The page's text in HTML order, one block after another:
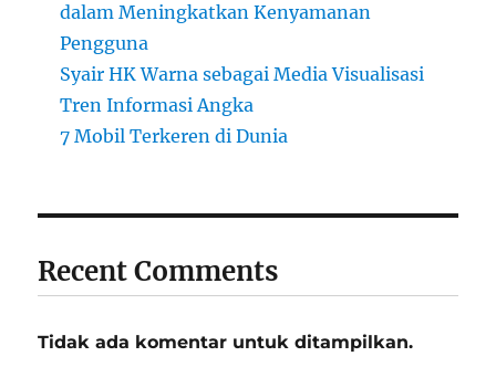
dalam Meningkatkan Kenyamanan
Pengguna
Syair HK Warna sebagai Media Visualisasi
Tren Informasi Angka
7 Mobil Terkeren di Dunia
Recent Comments
Tidak ada komentar untuk ditampilkan.